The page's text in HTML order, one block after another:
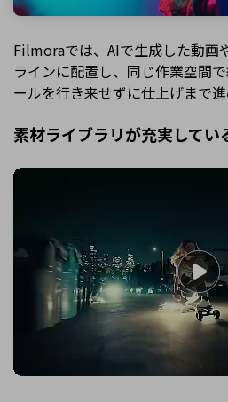
Filmoraでは、AIで生成した動画
ラインに配置し、同じ作業空間
ールを行き来せずに仕上げまで進
素材ライブラリが充実してい